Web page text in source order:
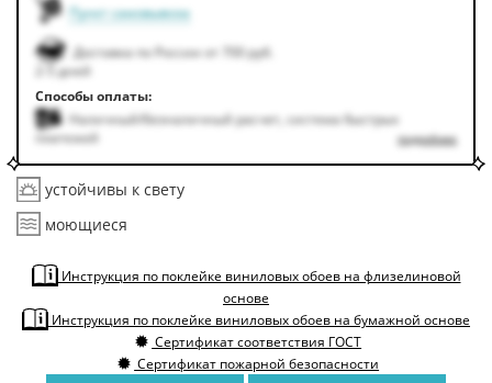
Пункт самовывоза
Доставка по России от 700 руб.
2-5 дней
Способы оплаты:
Наличный/безналичный расчет, система быстрых
платежей
подробнее
устойчивы к свету
моющиеся
Инструкция по поклейке виниловых обоев на флизелиновой
основе
Инструкция по поклейке виниловых обоев на бумажной основе
Сертификат соответствия ГОСТ
Сертификат пожарной безопасности